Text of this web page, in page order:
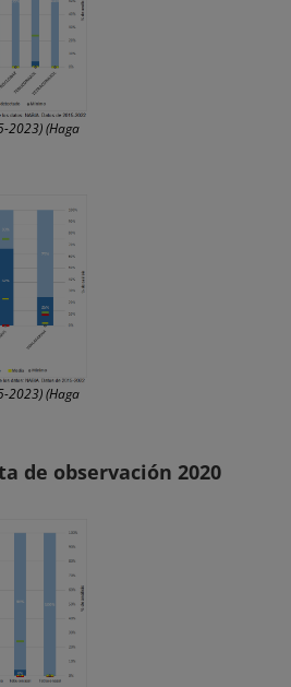
2023) (Haga
2023) (Haga
de observación 2020